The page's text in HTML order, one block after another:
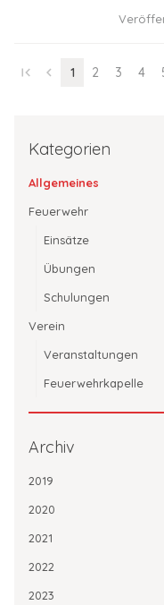
first_page chevron_left 1 2 3 4
Kategorien
Allgemeines
Feuerwehr
Einsätze
Übungen
Schulungen
Verein
Veranstaltungen
Feuerwehrkapelle
Archiv
2019
2020
2021
2022
2023